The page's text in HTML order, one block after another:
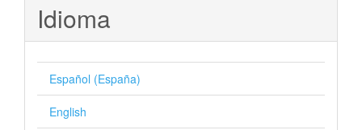
Idioma
Español (España)
English